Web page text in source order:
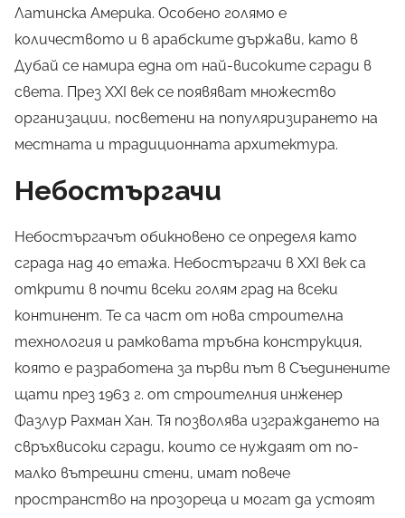
Латинска Америка. Особено голямо е
количеството и в арабските държави, като в
Дубай се намира една от най-високите сгради в
света. През XXI век се появяват множество
организации, посветени на популяризирането на
местната и традиционната архитектура.
Небостъргачи
Небостъргачът обикновено се определя като
сграда над 40 етажа. Небостъргачи в XXI век са
открити в почти всеки голям град на всеки
континент. Те са част от нова строителна
технология и рамковата тръбна конструкция,
която е разработена за първи път в Съединените
щати през 1963 г. от строителния инженер
Фазлур Рахман Хан. Тя позволява изграждането на
свръхвисоки сгради, които се нуждаят от по-
малко вътрешни стени, имат повече
пространство на прозореца и могат да устоят